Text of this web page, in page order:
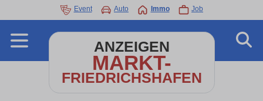
Event Auto Immo Job
ANZEIGEN
MARKT-
FRIEDRICHSHAFEN